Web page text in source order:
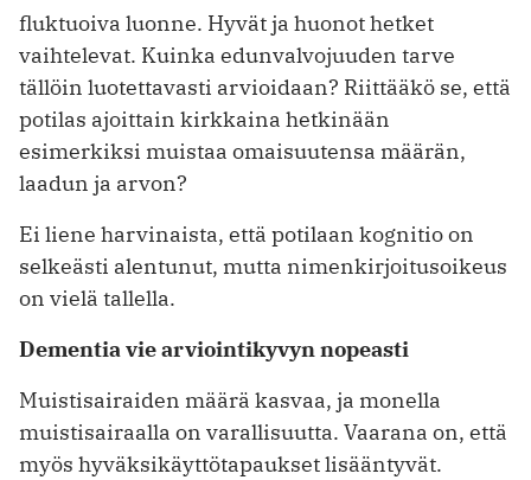
fluktuoiva luonne. Hyvät ja huonot hetket
vaihtelevat. Kuinka edunvalvojuuden tarve
tällöin luotettavasti arvioidaan? Riittääkö se, että
potilas ajoittain kirkkaina hetkinään
esimerkiksi muistaa omaisuutensa määrän,
laadun ja arvon?
Ei liene harvinaista, että potilaan kognitio on
selkeästi alentunut, mutta nimenkirjoitusoikeus
on vielä tallella.
Dementia vie arviointikyvyn nopeasti
Muistisairaiden määrä kasvaa, ja monella
muistisairaalla on varallisuutta. Vaarana on, että
myös hyväksikäyttötapaukset lisääntyvät.